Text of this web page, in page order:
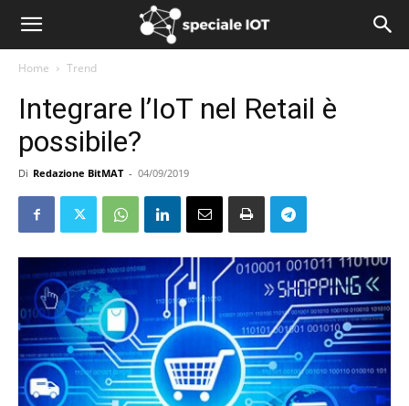
Home Trend
Integrare l’IoT nel Retail è
possibile?
Di Redazione BitMAT - 04/09/2019